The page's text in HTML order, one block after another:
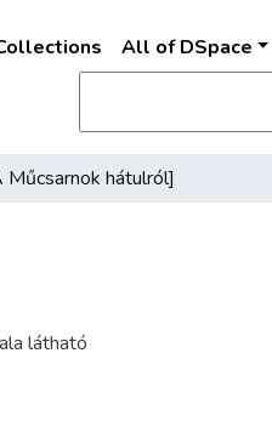
All of DSpace
Műcsarnok hátulról]
látható